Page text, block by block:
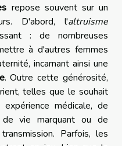
repose souvent sur un
D'abord, l'altruisme
: de nombreuses
à d'autres femmes
incarnant ainsi une
. Outre cette générosité,
telles que le souhait
médicale, de
de vie marquant ou de
Parfois, les